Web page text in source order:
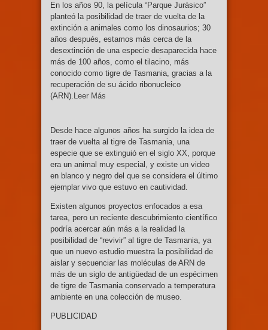
En los años 90, la película “Parque Jurásico”
planteó la posibilidad de traer de vuelta de la
extinción a animales como los dinosaurios; 30
años después, estamos más cerca de la
desextinción de una especie desaparecida hace
más de 100 años, como el tilacino, más
conocido como tigre de Tasmania, gracias a la
recuperación de su ácido ribonucleico
(ARN). Leer Más
Desde hace algunos años ha surgido la idea de
traer de vuelta al tigre de Tasmania, una
especie que se extinguió en el siglo XX, porque
era un animal muy especial, y existe un video
en blanco y negro del que se considera el último
ejemplar vivo que estuvo en cautividad.
Existen algunos proyectos enfocados a esa
tarea, pero un reciente descubrimiento científico
podría acercar aún más a la realidad la
posibilidad de “revivir” al tigre de Tasmania, ya
que un nuevo estudio muestra la posibilidad de
aislar y secuenciar las moléculas de ARN de
más de un siglo de antigüedad de un espécimen
de tigre de Tasmania conservado a temperatura
ambiente en una colección de museo.
PUBLICIDAD